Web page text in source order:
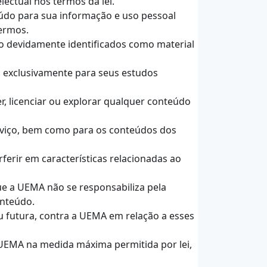
para sua informação e uso pessoal
devidamente identificados como material
para seus estudos
licenciar ou explorar qualquer conteúdo
bem como para os conteúdos dos
em características relacionadas ao
a UEMA não se responsabiliza pela
contra a UEMA em relação a esses
na medida máxima permitida por lei,